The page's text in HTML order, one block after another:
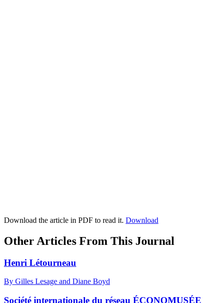
Download the article in PDF to read it. Download
Other Articles From This Journal
Henri Létourneau
By Gilles Lesage and Diane Boyd
Société internationale du réseau ÉCONOMUSÉE